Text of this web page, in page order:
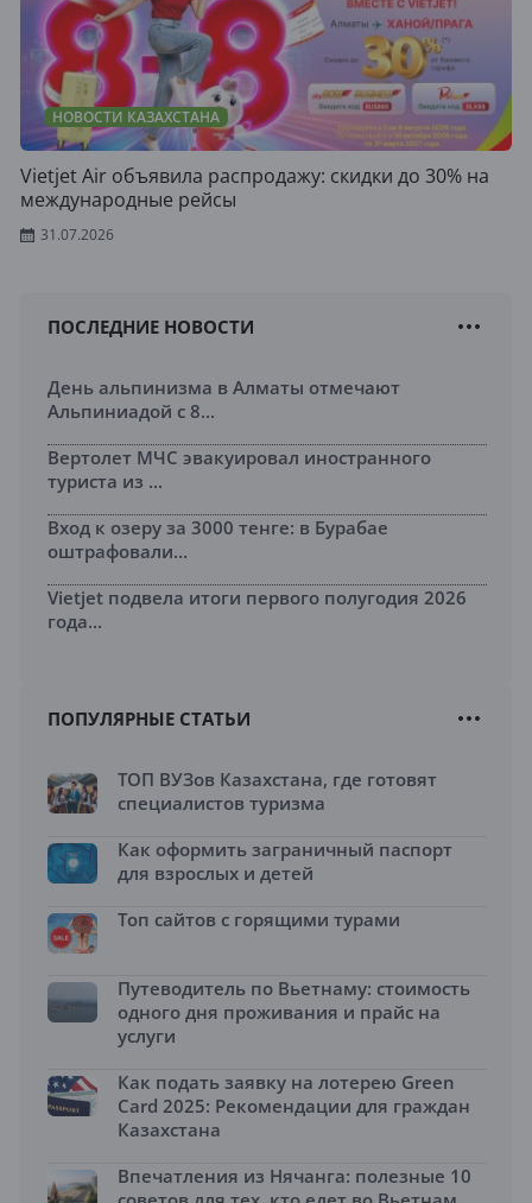
НОВОСТИ КАЗАХСТАНА
Vietjet Air объявила распродажу: скидки до 30% на
международные рейсы
31.07.2026
ПОСЛЕДНИЕ НОВОСТИ
День альпинизма в Алматы отмечают
Альпиниадой с 8...
Вертолет МЧС эвакуировал иностранного
туриста из ...
Вход к озеру за 3000 тенге: в Бурабае
оштрафовали...
Vietjet подвела итоги первого полугодия 2026
года...
ПОПУЛЯРНЫЕ СТАТЬИ
ТОП ВУЗов Казахстана, где готовят
специалистов туризма
Как оформить заграничный паспорт
для взрослых и детей
Топ сайтов с горящими турами
Путеводитель по Вьетнаму: стоимость
одного дня проживания и прайс на
услуги
Как подать заявку на лотерею Green
Card 2025: Рекомендации для граждан
Казахстана
Впечатления из Нячанга: полезные 10